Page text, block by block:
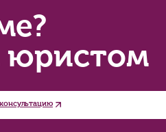
при досрочном
как санкция
поясняет юрист.